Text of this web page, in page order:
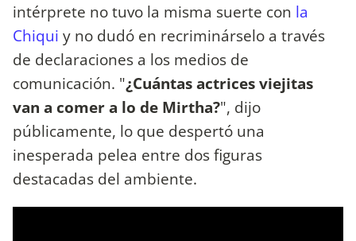
intérprete no tuvo la misma suerte con la
Chiqui y no dudó en recriminárselo a través
de declaraciones a los medios de
comunicación. "¿Cuántas actrices viejitas
van a comer a lo de Mirtha?", dijo
públicamente, lo que despertó una
inesperada pelea entre dos figuras
destacadas del ambiente.